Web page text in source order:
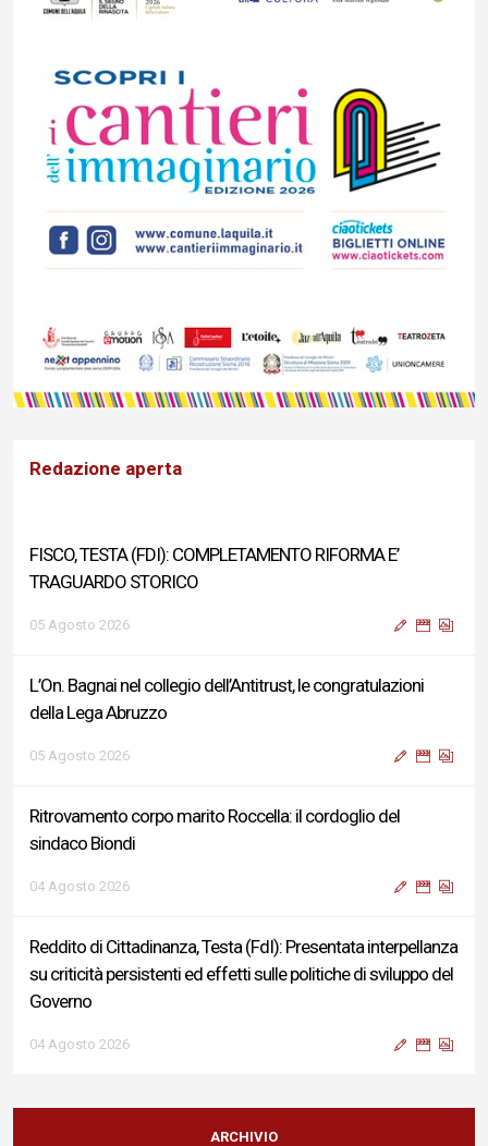
Redazione aperta
FISCO, TESTA (FDI): COMPLETAMENTO RIFORMA E’
TRAGUARDO STORICO
05 Agosto 2026
L’On. Bagnai nel collegio dell’Antitrust, le congratulazioni
della Lega Abruzzo
05 Agosto 2026
Ritrovamento corpo marito Roccella: il cordoglio del
sindaco Biondi
04 Agosto 2026
Reddito di Cittadinanza, Testa (FdI): Presentata interpellanza
su criticità persistenti ed effetti sulle politiche di sviluppo del
Governo
04 Agosto 2026
Sigismondi, Liris e Testa: “Profondo cordoglio e vicinanza al
Ministro Roccella e alla sua famiglia”
ARCHIVIO